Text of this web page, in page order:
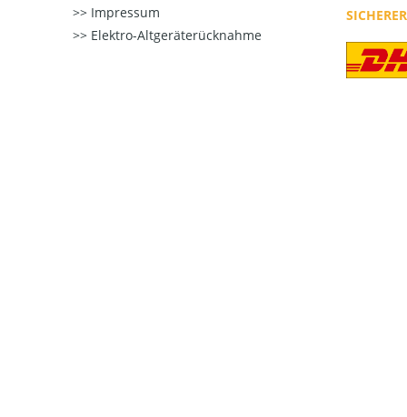
Impressum
Elektro-Altgeräterücknahme